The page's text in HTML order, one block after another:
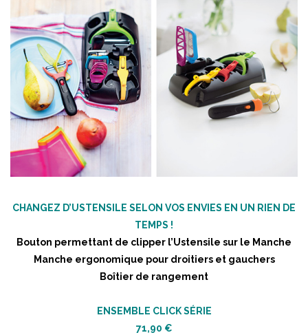
CHANGEZ D’USTENSILE SELON VOS ENVIES EN UN RIEN DE
TEMPS !
Bouton permettant de clipper l’Ustensile sur le Manche
Manche ergonomique pour droitiers et gauchers
Boîtier de rangement
ENSEMBLE CLICK SÉRIE
71,90 €